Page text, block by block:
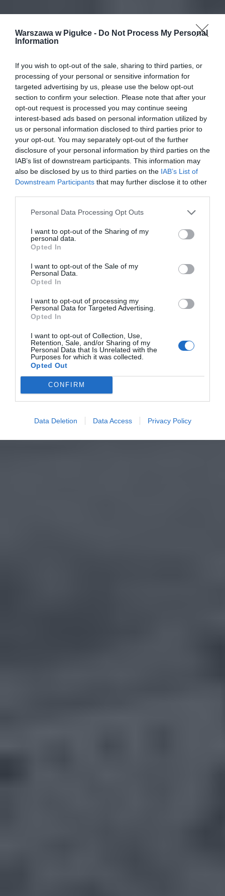
Warszawa w Pigułce - Do Not Process My Personal
Information
If you wish to opt-out of the sale, sharing to third parties, or
processing of your personal or sensitive information for
targeted advertising by us, please use the below opt-out
section to confirm your selection. Please note that after your
opt-out request is processed you may continue seeing
interest-based ads based on personal information utilized by
us or personal information disclosed to third parties prior to
your opt-out. You may separately opt-out of the further
disclosure of your personal information by third parties on the
IAB’s list of downstream participants. This information may
also be disclosed by us to third parties on the IAB’s List of
Downstream Participants that may further disclose it to other
Personal Data Processing Opt Outs
I want to opt-out of the Sharing of my
personal data.
Opted In
I want to opt-out of the Sale of my
Personal Data.
Opted In
I want to opt-out of processing my
Personal Data for Targeted Advertising.
Opted In
I want to opt-out of Collection, Use,
Retention, Sale, and/or Sharing of my
Personal Data that Is Unrelated with the
Purposes for which it was collected.
Opted Out
CONFIRM
Data Deletion Data Access Privacy Policy